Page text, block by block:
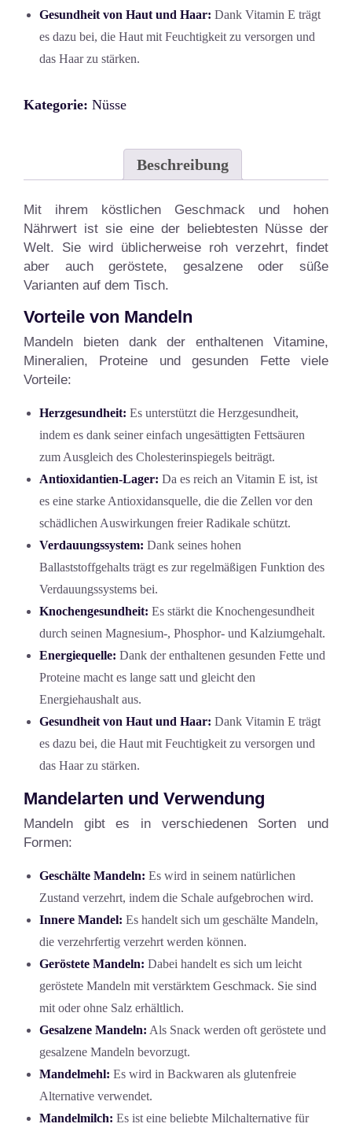
Gesundheit von Haut und Haar: Dank Vitamin E trägt
es dazu bei, die Haut mit Feuchtigkeit zu versorgen und
das Haar zu stärken.
Kategorie: Nüsse
Beschreibung
Mit ihrem köstlichen Geschmack und hohen
Nährwert ist sie eine der beliebtesten Nüsse der
Welt. Sie wird üblicherweise roh verzehrt, findet
aber auch geröstete, gesalzene oder süße
Varianten auf dem Tisch.
Vorteile von Mandeln
Mandeln bieten dank der enthaltenen Vitamine,
Mineralien, Proteine und gesunden Fette viele
Vorteile:
Herzgesundheit: Es unterstützt die Herzgesundheit,
indem es dank seiner einfach ungesättigten Fettsäuren
zum Ausgleich des Cholesterinspiegels beiträgt.
Antioxidantien-Lager: Da es reich an Vitamin E ist, ist
es eine starke Antioxidansquelle, die die Zellen vor den
schädlichen Auswirkungen freier Radikale schützt.
Verdauungssystem: Dank seines hohen
Ballaststoffgehalts trägt es zur regelmäßigen Funktion des
Verdauungssystems bei.
Knochengesundheit: Es stärkt die Knochengesundheit
durch seinen Magnesium-, Phosphor- und Kalziumgehalt.
Energiequelle: Dank der enthaltenen gesunden Fette und
Proteine macht es lange satt und gleicht den
Energiehaushalt aus.
Gesundheit von Haut und Haar: Dank Vitamin E trägt
es dazu bei, die Haut mit Feuchtigkeit zu versorgen und
das Haar zu stärken.
Mandelarten und Verwendung
Mandeln gibt es in verschiedenen Sorten und
Formen:
Geschälte Mandeln: Es wird in seinem natürlichen
Zustand verzehrt, indem die Schale aufgebrochen wird.
Innere Mandel: Es handelt sich um geschälte Mandeln,
die verzehrfertig verzehrt werden können.
Geröstete Mandeln: Dabei handelt es sich um leicht
geröstete Mandeln mit verstärktem Geschmack. Sie sind
mit oder ohne Salz erhältlich.
Gesalzene Mandeln: Als Snack werden oft geröstete und
gesalzene Mandeln bevorzugt.
Mandelmehl: Es wird in Backwaren als glutenfreie
Alternative verwendet.
Mandelmilch: Es ist eine beliebte Milchalternative für